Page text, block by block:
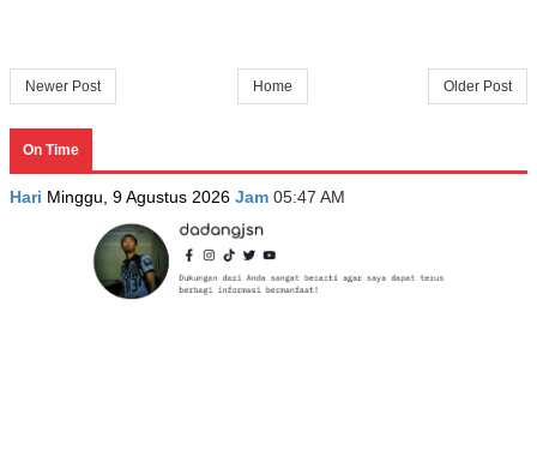
Newer Post Older Post
Home
On Time
Hari Minggu, 9 Agustus 2026 Jam 05:47 AM